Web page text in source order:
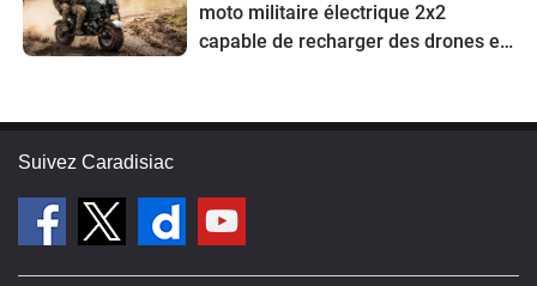
moto militaire électrique 2x2
capable de recharger des drones en
Suivez Caradisiac